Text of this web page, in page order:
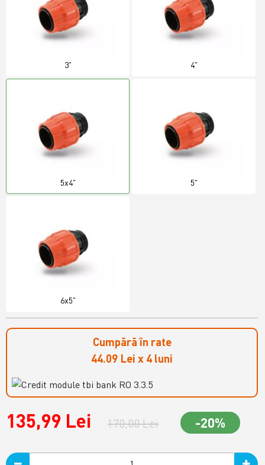
3" 4"
5x4" 5"
6x5"
Cumpără în rate
44.09 Lei x 4 luni
135,99 Lei 170,00 Lei -20%